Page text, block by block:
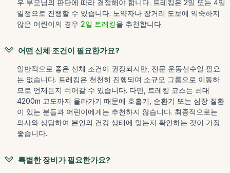
우 부모님의 판단에 따라 결정해야 합니다. 트레킹은 2일 또는 4일
일정으로 진행할 수 있습니다. 노약자나 장거리 도보에 익숙하지
않은 어린이의 경우 2일 트레킹을 추천합니다.
어떤 신체 조건이 필요한가요?
일반적으로 좋은 신체 조건이 권장되지만, 전문 운동선수일 필요
는 없습니다. 트레킹은 천천히 진행되며 소규모 그룹으로 이동하
므로 언제든지 쉬어갈 수 있습니다. 다만, 트레킹 코스는 최대
4200m 고도까지 올라가기 때문에 호흡기, 순환기 또는 심장 질환
이 있는 분들과 어린이에게는 추천하지 않습니다. 최종적으로는
의사와 상담하여 본인의 건강 상태에 맞는지 확인하는 것이 가장
좋습니다.
특별한 장비가 필요한가요?